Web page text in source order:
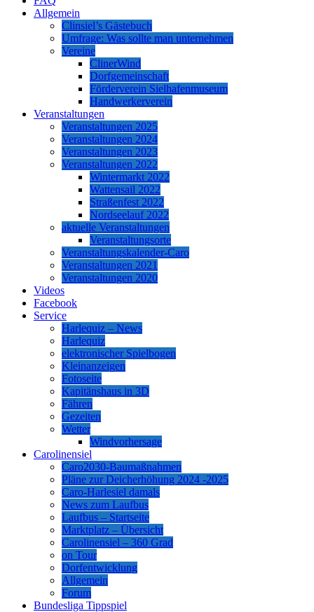
Allgemein
Clinsiel’s Gästebuch
Umfrage: Was sollte man unternehmen
Vereine
ClinerWind
Dorfgemeinschaft
Förderverein Sielhafenmuseum
Handwerkerverein
Veranstaltungen
Veranstaltungen 2025
Veranstaltungen 2024
Veranstaltungen 2023
Veranstaltungen 2022
Wintermarkt 2022
Wattensail 2022
Straßenfest 2022
Nordseelauf 2022
aktuelle Veranstaltungen
Veranstaltungsorte
Veranstaltungskalender-Caro
Veranstaltungen 2021
Veranstaltungen 2020
Videos
Facebook
Service
Harlequiz – News
Harlequiz
elektronischer Spielbogen
Kleinanzeigen
Fotoseite
Kapitänshaus in 3D
Fähren
Gezeiten
Wetter
Windvorhersage
Carolinensiel
Caro2030-Baumaßnahmen
Pläne zur Deicherhöhung 2024 -2025
Caro-Harlesiel damals
News zum Laufbus
Laufbus – Startseite
Marktplatz – Übersicht
Carolinensiel – 360 Grad
on Tour
Dorfentwicklung
Allgemein
Forum
Bundesliga Tippspiel